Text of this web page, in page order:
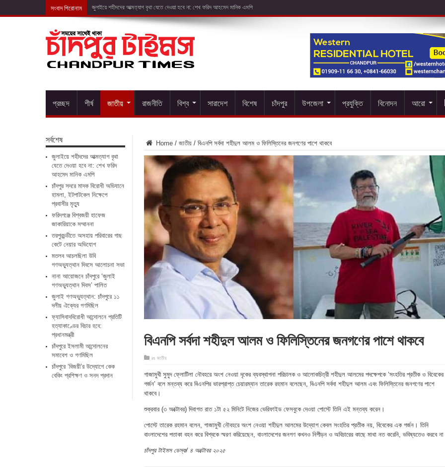
সংবাদ শিরোনাম চাঁদপুর সদরে মাদক
প্রচ্ছদ শীর্ষ জাতীয় রাজনীতি বিশ্ব সারাদেশ বিশেষ চাঁদপুর উপজেলা প্রযুক্তি বিনোদন আরো
Home / জাতীয় / বিএনপি সর্বদা শহীদুল আলম ও ফিলিস্তিনের জনগণের পাশে থাকবে
বিএনপি সর্বদা শহীদুল আলম ও ফিলিস্তিনের জনগণের পাশে থাকবে
in জাতীয়
গাজামুখী সুমুদ ফ্লোটিলা নৌবহরে অংশ নেওয়া দৃকের ব্যবস্থাপনা পরিচালক ও আলোকচিত্রী শহীদুল আলমের পদক্ষেপকে ‘সংহতির প্রতীক ও বিবেকের
গর্জন’ বলে মন্তব্য করে বিএনপির ভারপ্রাপ্ত চেয়ারম্যান তারেক রহমান বলেছেন, বিএনপি সর্বদা শহীদুল আলম এবং ফিলিস্তিনের জনগণের পাশে
থাকবে।
শুক্রবার (৩ অক্টোবর) দিবাগত রাত ১টা ৫২ মিনিটে নিজের ভেরিফাইড ফেসবুকে দেওয়া পোস্টে তিনি এই মন্তব্য করেন।
পোস্টে তারেক রহমান বলেন, গাজামুখী নৌবহরে অংশ নেওয়া শহীদুল আলমের উদ্যোগ কেবল সংহতির প্রতীক নয়, বিবেকের এক গর্জন। তিনি
বাংলাদেশের পতাকা বহন করে বিশ্বকে স্মরণ করিয়েছেন, বাংলাদেশের জনগণ কখনও নিপীড়ন ও অবিচারের কাছে মাথা নত করেনি, ভবিষ্যতেও করবে
চাঁদপুর টাইমস ডেস্ক/ ৪ অক্টোবর ২০২৫
সর্বশেষ
জুলাইয়ে শহীদদের আত্মত্যাগ বৃথা
যেতে দেওয়া হবে না: শেখ ফরিদ
আহমেদ মানিক এমপি
চাঁদপুর সদরে মাদক বিরোধী অভিযানে
হামলা, ইটপাটকেল নিক্ষেপে
প্রবাসীর মৃত্যু
ফরিদগঞ্জে বিশ্বজয়ী হাফেজ
জাকারিয়াকে সম্মাননা
তরপুরচন্ডীতে অসহায় পরিবারের গাছ
কেটে নেয়ার অভিযোগ
মতলব আচলছিলা উবি
গণঅভ্যুত্থান দিবসে আলোচনা সভা
নানা আয়োজনে চাঁদপুরে ‘জুলাই
গণঅভ্যুত্থান দিবস’ পালিত
জুলাই গণঅভ্যুত্থান: চাঁদপুরে ১১
দলীয় ঐক্যের গণমিছিল
ফ্যাসিবাদবিরোধী আন্দোলনে প্রতিটি
হত্যাকাণ্ডের বিচার হবে:
প্রধানমন্ত্রী
চাঁদপুরে ইসলামী আন্দোলনের
সমাবেশ ও গণমিছিল
চাঁদপুরে ‘বিজয়ী’র উদ্যোগে কেক
বেকিং প্রশিক্ষণ ও সনদ প্রদান